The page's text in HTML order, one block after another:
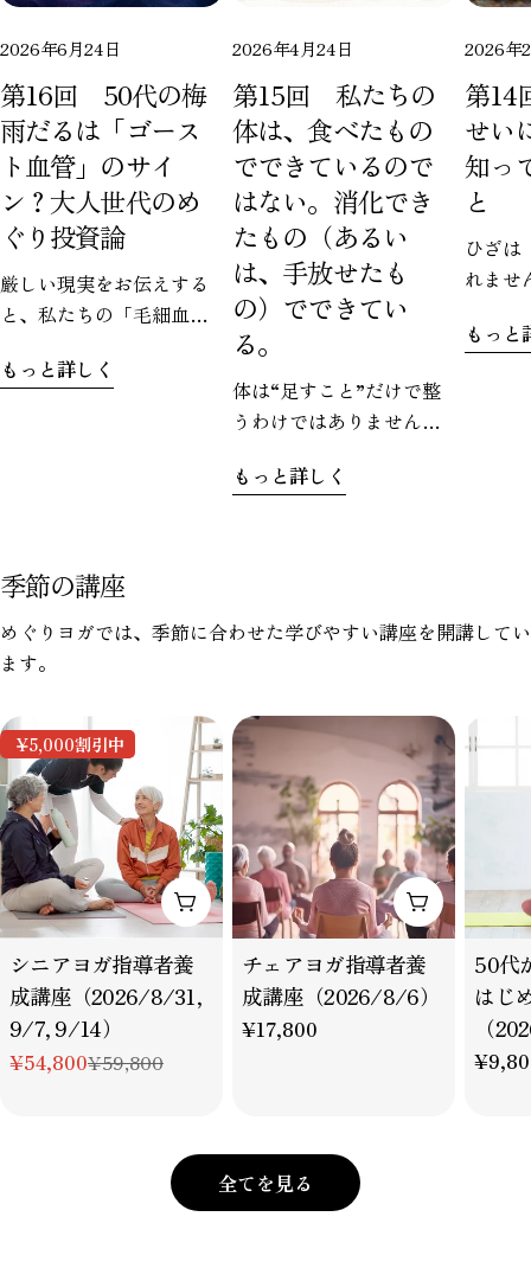
で
シ
ア
で
す
る
の
ン
2026年6月24日
第16回 50代の梅
雨だるは「ゴース
ト血管」のサイ
ン？大人世代のめ
ぐり投資論
厳しい現実をお伝えする
と、私たちの「毛細血
少していきます。なんと
これが「ゴースト血管」
です。
もっと詳しく
2026年4月24日
第15回 私たちの
体は、食べたもの
でできているので
はない。消化でき
たもの（あるい
は、手放せたも
の）でできてい
る。
体は“足すこと”だけで整
うわけではありません。
入れても、うまく処理で
もっと詳しく
2026年
第14
せい
知っ
と
ひざは
れませ
のお気
サポー
ものが
態であ
もっと
季節の講座
めぐりヨガでは、季節に合わせた学びやすい講座を開講してい
ます。
¥5,000割引中
カートに追加
タ
イ
プ：
シニアヨガ指導者養
成講座（2026/8/31,
9/7, 9/14）
特
¥54,800
通
¥59,800
カートに追
タ
イ
プ：
チェアヨガ指導者養
成講座（2026/8/6）
通
¥17,800
タ
イ
プ：
50代
はじ
（
通
全てを見る